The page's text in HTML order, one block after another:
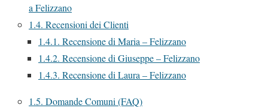
a Felizzano
1.4. Recensioni dei Clienti
1.4.1. Recensione di Maria – Felizzano
1.4.2. Recensione di Giuseppe – Felizzano
1.4.3. Recensione di Laura – Felizzano
1.5. Domande Comuni (FAQ)